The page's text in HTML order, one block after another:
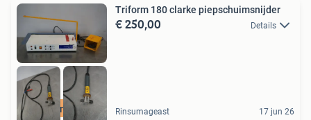
Triform 180 clarke piepschuimsnijder
€ 250,00 Details
Rinsumageast 17 jun 26